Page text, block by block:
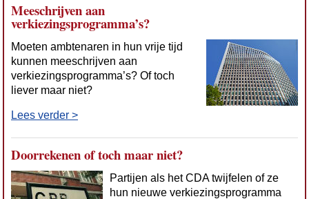
Meeschrijven aan
verkiezingsprogramma’s?
Moeten ambtenaren in hun vrije tijd
kunnen meeschrijven aan
verkiezingsprogramma’s? Of toch
liever maar niet?
Lees verder >
Doorrekenen of toch maar niet?
Partijen als het CDA twijfelen of ze
hun nieuwe verkiezingsprogramma